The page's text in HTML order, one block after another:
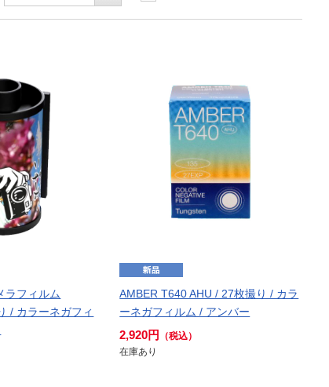
ラフィルム
/ カラーネガフィ
AMBER T640 AHU / 27枚撮り / カラ
ーネガフィルム / アンバー
2,920円
（税込）
在庫あり